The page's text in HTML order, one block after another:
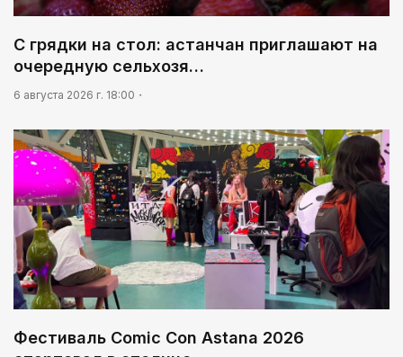
03:30
03:00
Идет по городу трамвай
С грядки на стол: астанчан приглашают на
очередную сельхозя…
6 августа 2026 г. 18:00
Фестиваль Comic Con Astana 2026